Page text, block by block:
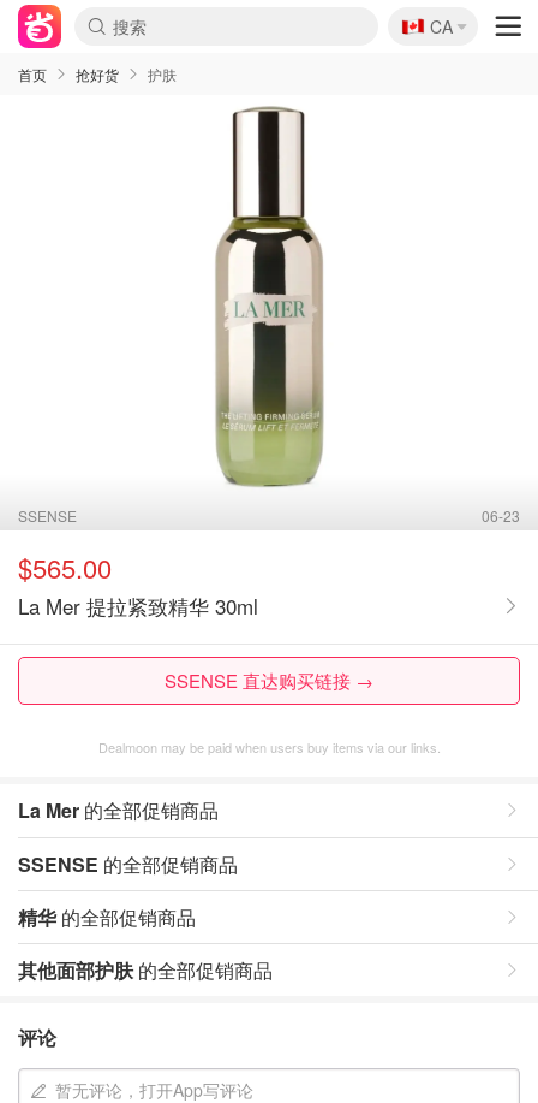
🇨🇦
CA
首页 抢好货 护肤
SSENSE 06-23
$565.00
La Mer 提拉紧致精华 30ml
SSENSE 直达购买链接 →
Dealmoon may be paid when users buy items via our links.
La Mer 的全部促销商品
SSENSE 的全部促销商品
精华的全部促销商品
其他面部护肤的全部促销商品
评论
暂无评论，打开App写评论